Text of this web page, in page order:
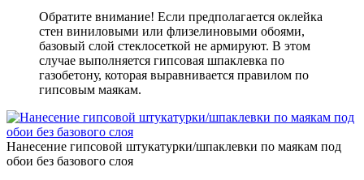
Обратите внимание! Если предполагается оклейка
стен виниловыми или флизелиновыми обоями,
базовый слой стеклосеткой не армируют. В этом
случае выполняется гипсовая шпаклевка по
газобетону, которая выравнивается правилом по
гипсовым маякам.
Нанесение гипсовой штукатурки/шпаклевки по маякам под
обои без базового слоя